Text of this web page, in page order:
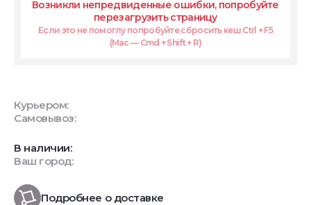
Возникли непредвиденные ошибки, попробуйте
перезагрузить страницу
Если это не помоглу попробуйте сбросить кеш Ctrl + F5
(Mac — Cmd + Shift + R)
Курьером:
Самовывоз:
В наличии:
Ваш город:
Подробнее о доставке